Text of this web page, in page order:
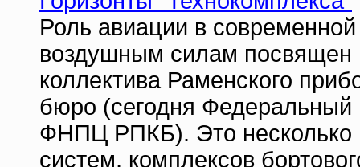
Роль авиации в
воздушным силам посвящен
коллектива Раменского
бюро (сегодня Федеральный
ФНПЦ РПКБ). Это несколько
систем, комплексов